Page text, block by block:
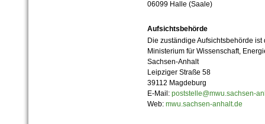
06099 Halle (Saale)
Aufsichtsbehörde
Die zuständige Aufsichtsbehörde ist
Ministerium für Wissenschaft,
Sachsen-Anhalt
Leipziger Straße 58
39112 Magdeburg
E-Mail: poststelle@mwu.sachsen-
Web: mwu.sachsen-anhalt.de